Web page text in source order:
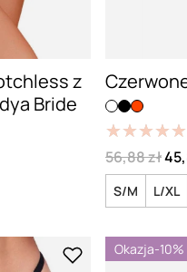
z
Bride
★★★★★
★★★★★
56,88 zł
S/M L/XL
Okazja-10%